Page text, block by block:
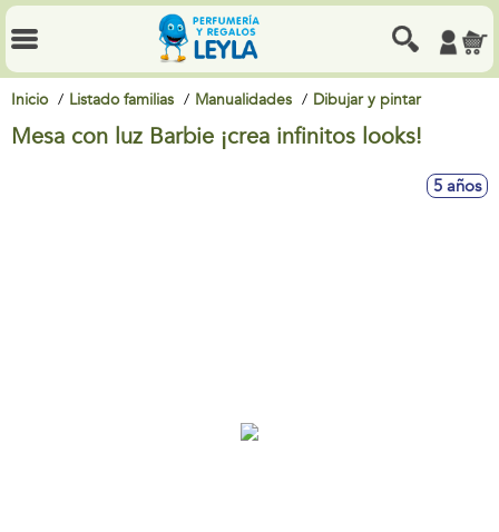
Inicio Listado familias Manualidades Dibujar y pintar
Mesa con luz Barbie ¡crea infinitos looks!
5 años